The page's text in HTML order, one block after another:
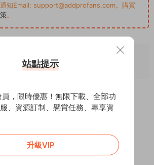
知Email: support@addprofans.com。購買
。
addprofans.com/wordpress-api-
，轉載請注明出處。
站點提示
，限時優惠！無限下載、全部功
、資源訂制、懸賞任務、專享資
升級VIP